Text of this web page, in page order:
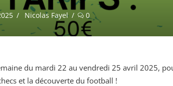
Auteur/autrice
Nicolas Fayel 0
du mardi 22 au vendredi 25 avril 2025,
et la découverte du football !